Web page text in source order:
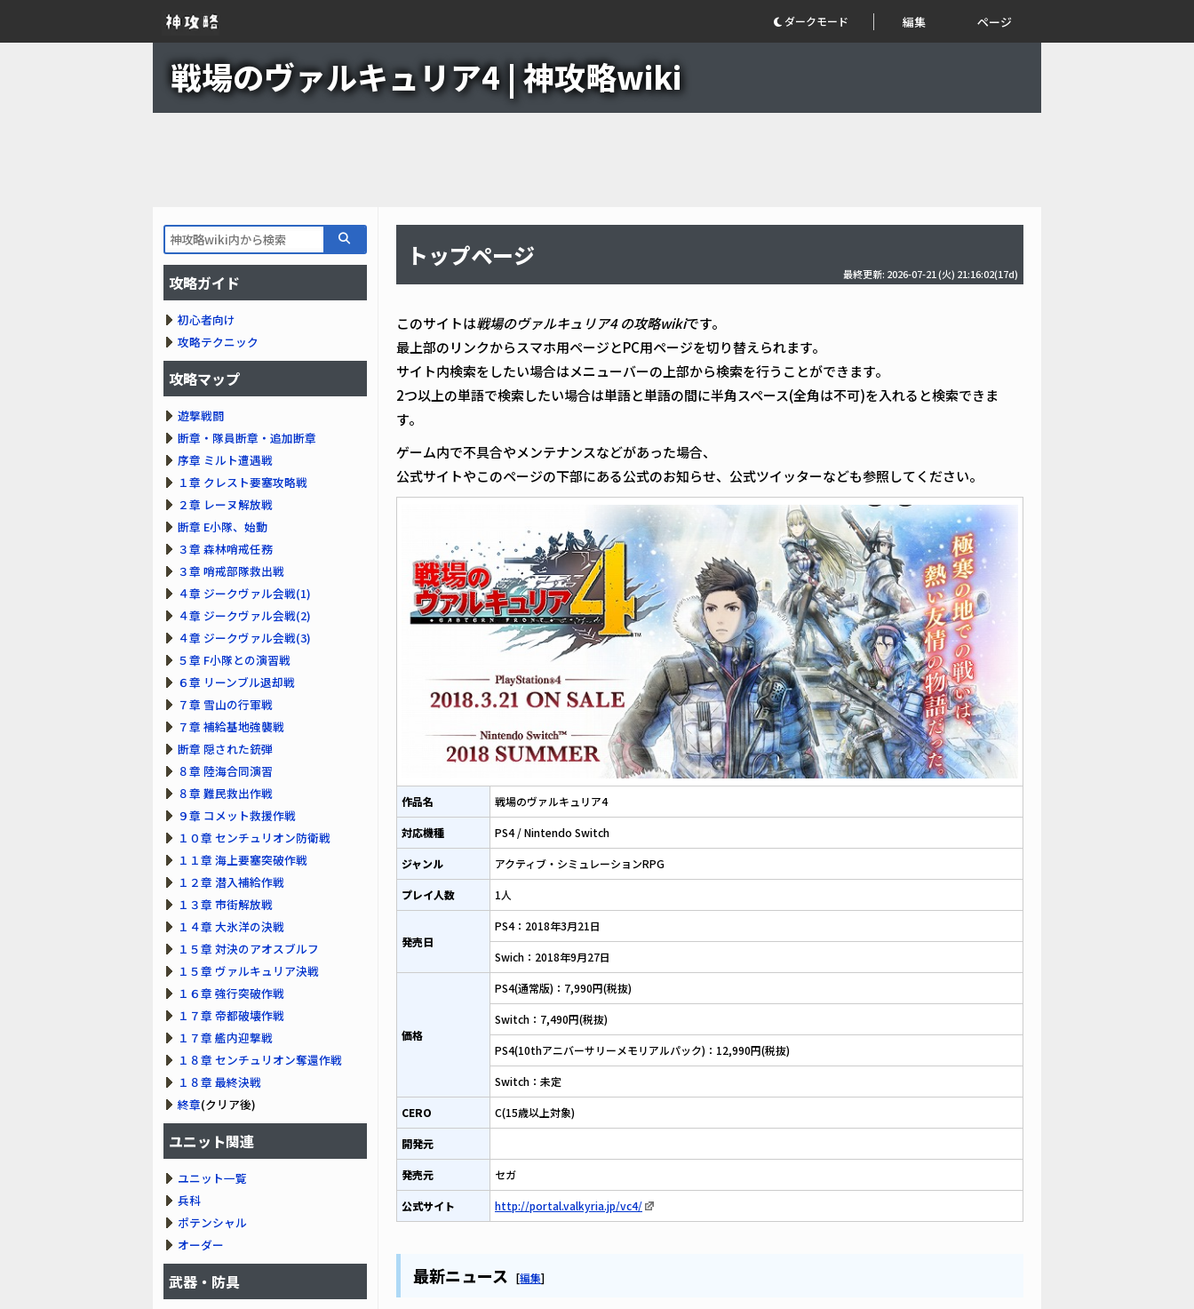
ダークモード 編集 ページ
戦場のヴァルキュリア4 | 神攻略wiki
トップページ
最終更新: 2026-07-21 (火) 21:16:02(17d)
このサイトは戦場のヴァルキュリア4 の攻略wikiです。
最上部のリンクからスマホ用ページとPC用ページを切り替えられます。
サイト内検索をしたい場合はメニューバーの上部から検索を行うことができます。
2つ以上の単語で検索したい場合は単語と単語の間に半角スペース(全角は不可)を入れると検索できま
す。
ゲーム内で不具合やメンテナンスなどがあった場合、
公式サイトやこのページの下部にある公式のお知らせ、公式ツイッターなども参照してください。
作品名 戦場のヴァルキュリア4
対応機種 PS4 / Nintendo Switch
ジャンル アクティブ・シミュレーションRPG
プレイ人数 1人
発売日
PS4：2018年3月21日
Swich：2018年9月27日
価格
PS4(通常版)：7,990円(税抜)
Switch：7,490円(税抜)
PS4(10thアニバーサリーメモリアルパック)：12,990円(税抜)
Switch：未定
CERO C(15歳以上対象)
開発元
発売元 セガ
公式サイト http://portal.valkyria.jp/vc4/
最新ニュース [編集]
攻略ガイド
初心者向け
攻略テクニック
攻略マップ
遊撃戦闘
断章・隊員断章・追加断章
序章 ミルト遭遇戦
１章 クレスト要塞攻略戦
２章 レーヌ解放戦
断章 E小隊、始動
３章 森林哨戒任務
３章 哨戒部隊救出戦
４章 ジークヴァル会戦(1)
４章 ジークヴァル会戦(2)
４章 ジークヴァル会戦(3)
５章 F小隊との演習戦
６章 リーンブル退却戦
７章 雪山の行軍戦
７章 補給基地強襲戦
断章 隠された銃弾
８章 陸海合同演習
８章 難民救出作戦
９章 コメット救援作戦
１０章 センチュリオン防衛戦
１１章 海上要塞突破作戦
１２章 潜入補給作戦
１３章 市街解放戦
１４章 大氷洋の決戦
１５章 対決のアオスブルフ
１５章 ヴァルキュリア決戦
１６章 強行突破作戦
１７章 帝都破壊作戦
１７章 艦内迎撃戦
１８章 センチュリオン奪還作戦
１８章 最終決戦
終章(クリア後)
ユニット関連
ユニット一覧
兵科
ポテンシャル
オーダー
武器・防具